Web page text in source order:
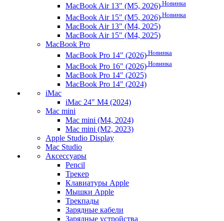
MacBook Air 13" (M5, 2026) Новинка
MacBook Air 15" (M5, 2026) Новинка
MacBook Air 13" (M4, 2025)
MacBook Air 15" (M4, 2025)
MacBook Pro
MacBook Pro 14" (2026) Новинка
MacBook Pro 16" (2026) Новинка
MacBook Pro 14" (2025)
MacBook Pro 14" (2024)
iMac
iMac 24" M4 (2024)
Mac mini
Mac mini (M4, 2024)
Mac mini (M2, 2023)
Apple Studio Display
Mac Studio
Аксессуары
Pencil
Трекер
Клавиатуры Apple
Мышки Apple
Трекпады
Зарядные кабели
Зарядные устройства